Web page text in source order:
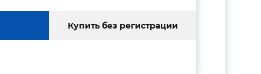
Купить без регистрации